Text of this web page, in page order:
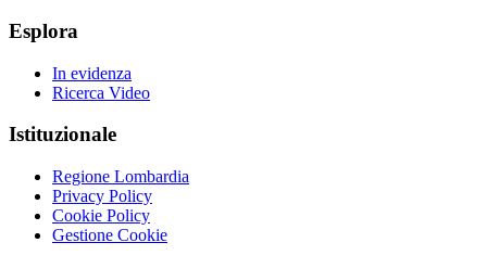
Esplora
In evidenza
Ricerca Video
Istituzionale
Regione Lombardia
Privacy Policy
Cookie Policy
Gestione Cookie